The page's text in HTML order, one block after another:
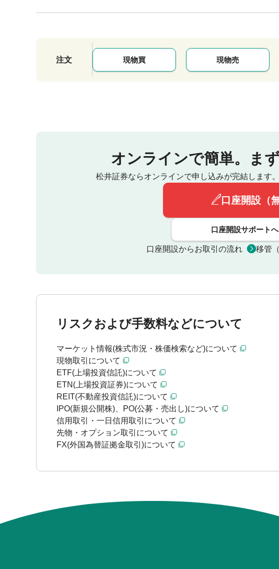
注文 現物買 現物売
オンラインで簡単。 ま
松井証券ならオンラインで申し込みが完結します。
口座開設（無
口座開設サポート
口座開設からお取引の流れ 移管
リスクおよび手数料などについて
マーケット情報(株式市況・株価検索など)について
現物取引について
ETF(上場投資信託)について
ETN(上場投資証券)について
REIT(不動産投資信託)について
IPO(新規公開株)、PO(公募・売出し)について
信用取引・一日信用取引について
先物・オプション取引について
FX(外国為替証拠金取引)について